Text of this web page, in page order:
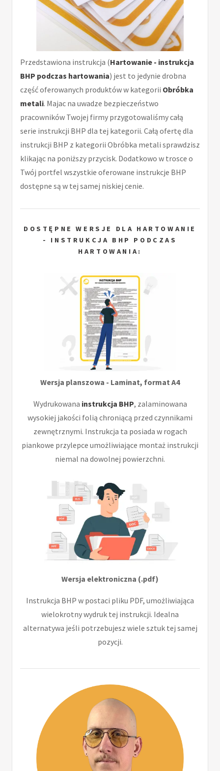
Przedstawiona instrukcja (Hartowanie - instrukcja
BHP podczas hartowania) jest to jedynie drobna
część oferowanych produktów w kategorii Obróbka
metali. Majac na uwadze bezpieczeństwo
pracowników Twojej firmy przygotowaliśmy całą
serie instrukcji BHP dla tej kategorii. Całą ofertę dla
instrukcji BHP z kategorii Obróbka metali sprawdzisz
klikając na poniższy przycisk. Dodatkowo w trosce o
Twój portfel wszystkie oferowane instrukcje BHP
dostępne są w tej samej niskiej cenie.
DOSTĘPNE WERSJE DLA HARTOWANIE
- INSTRUKCJA BHP PODCZAS
HARTOWANIA:
Wersja planszowa - Laminat, format A4
Wydrukowana instrukcja BHP, zalaminowana
wysokiej jakości folią chroniącą przed czynnikami
zewnętrznymi. Instrukcja ta posiada w rogach
piankowe przylepce umożliwiające montaż instrukcji
niemal na dowolnej powierzchni.
Wersja elektroniczna (.pdf)
Instrukcja BHP w postaci pliku PDF, umożliwiająca
wielokrotny wydruk tej instrukcji. Idealna
alternatywa jeśli potrzebujesz wiele sztuk tej samej
pozycji.